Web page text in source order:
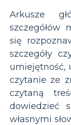
Arkusze
szczegółów
się
szczegóły
umiejętność,
czytanie ze
czytaną
dowiedzieć
własnymi